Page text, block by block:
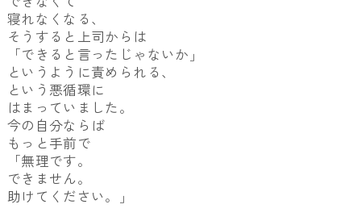
寝れなくなる、
そうすると上司からは
「できると言ったじゃないか」
というように責められる、
という悪循環に
はまっていました。
今の自分ならば
もっと手前で
「無理です。
できません。
助けてください。」